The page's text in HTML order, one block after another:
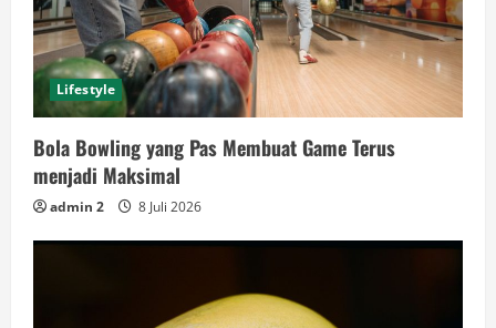
Lifestyle
Bola Bowling yang Pas Membuat Game Terus
menjadi Maksimal
admin 2 8 Juli 2026